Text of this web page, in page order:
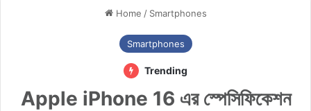
Home / Smartphones
Smartphones
Trending
Apple iPhone 16 এর স্পেসিফিকেশন